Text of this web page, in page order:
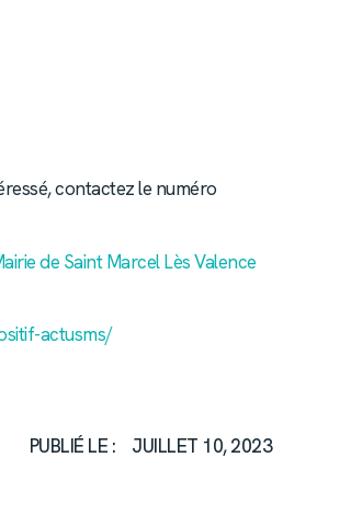
contactez le numéro
de Saint Marcel Lès Valence
actusms/
PUBLIÉ LE :
JUILLET 10, 2023